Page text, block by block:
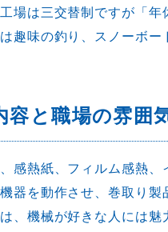
場は三交替制ですが「
趣味の釣り、スノーボ
容と職場の雰囲
感熱紙、フィルム感熱
器を動作させ、巻取り
、機械が好きな人には